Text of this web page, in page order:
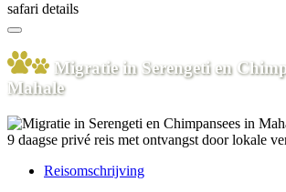
safari details
Migratie in Serengeti en
Mahale
9 daagse privé reis met ontvangst door lokale
Reisomschrijving